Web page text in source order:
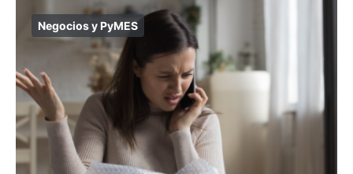
Negocios y PyMES